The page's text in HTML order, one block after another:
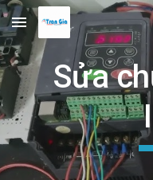
Skip to main content
Sửa